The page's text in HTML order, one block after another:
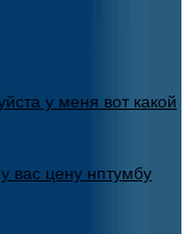
у меня вот какой
вас цену нптумбу